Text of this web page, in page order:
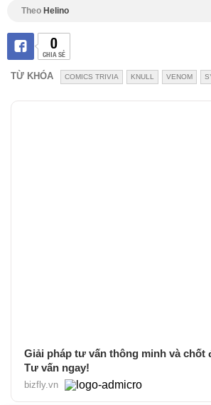
Theo Helino
0
CHIA SẺ
TỪ KHÓA COMICS TRIVIA KNULL VENOM
Giải pháp tư vấn thông minh và chốt
Tư vấn ngay!
bizfly.vn